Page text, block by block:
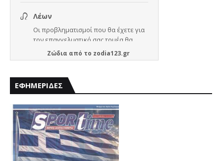
Ζώδια από το zodia123.gr
ΕΦΗΜΕΡΙΔΕΣ